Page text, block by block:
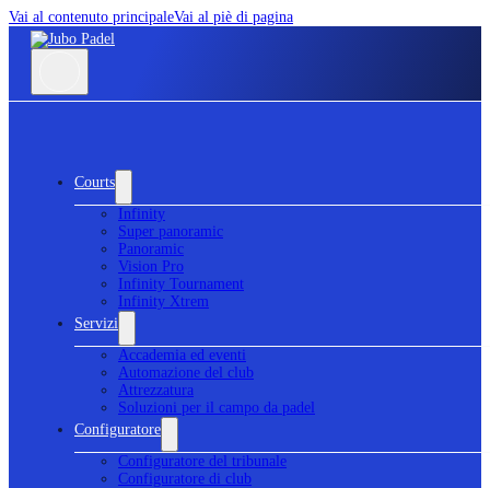
Vai al contenuto principaleVai al piè di pagina
Courts
Infinity
Super panoramic
Panoramic
Vision Pro
Infinity Tournament
Infinity Xtrem
Servizi
Accademia ed eventi
Automazione del club
Attrezzatura
Soluzioni per il campo da padel
Configuratore
Configuratore del tribunale
Configuratore di club